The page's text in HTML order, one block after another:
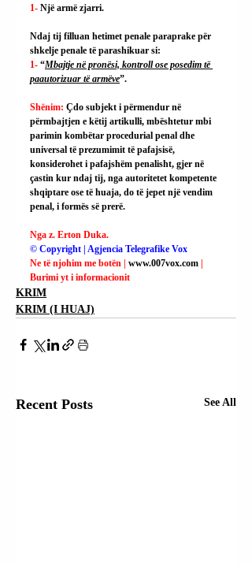
1- Një armë zjarri.
Ndaj tij filluan hetimet penale paraprake për
shkelje penale të parashikuar si:
1- “Mbajtje në pronësi, kontroll ose posedim të
paautorizuar të armëve”.
Shënim: Çdo subjekt i përmendur në
përmbajtjen e këtij artikulli, mbështetur mbi
parimin kombëtar procedurial penal dhe
universal të prezumimit të pafajsisë,
konsiderohet i pafajshëm penalisht, gjer në
çastin kur ndaj tij, nga autoritetet kompetente
shqiptare ose të huaja, do të jepet një vendim
penal, i formës së prerë.
Nga z. Erton Duka.
© Copyright | Agjencia Telegrafike Vox
Ne të njohim me botën | www.007vox.com
Burimi yt i informacionit
KRIM
KRIM (I HUAJ)
Recent Posts See All